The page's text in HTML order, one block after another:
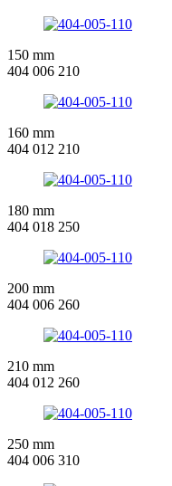
150 mm
404 006 210
160 mm
404 012 210
180 mm
404 018 250
200 mm
404 006 260
210 mm
404 012 260
250 mm
404 006 310